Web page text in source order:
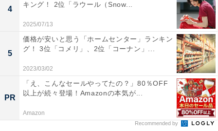
回答者からは、「運動神経が良いので、どれくらい進む
か見てみたいから（28歳男性）」「ジャニーズの中で身
体能力が高いと思うのでSASUKEでどのステージまで行
けるのか気になります（23歳男性）」「運動神経、反射
神経が良いので良いところまで行く様な気がするから
（37歳女性）」など、どのステージまで進めるのか見て
みたいという声が上がりました。
ほかにも、「平野紫耀くんは生まれつき筋トレをしなく
4
キング！ 2位「ラウール（Snow...
2025/07/13
5
価格が安いと思う「ホームセンター」ランキン
グ！ 3位「コメリ」、2位「コーナン」...
2023/03/02
PR
「え、こんなセールやってたの？」80％OFF
以上が続々登場！Amazonの本気が...
Amazon
Recommended by